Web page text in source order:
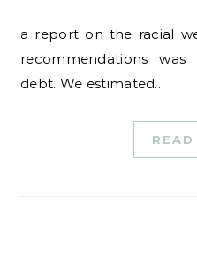
a report on the racial wealth gap and one of the
recommendations
debt. We estimated…
READ